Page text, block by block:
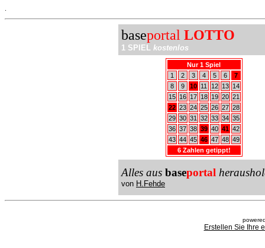
baseportal LOTTO
1 SPIEL kostenlos
Nur 1 Spiel
1
2 3 4 5 6
7
8
9 10 11 12 13
14
15
16 17 18 19 20 21
22 23 24 25 26 27 28
29 30 31 32 33 34 35
36 37 38 39 40 41 42
43 44 45 46 47 48 49
6 Zahlen getippt!
Alles aus baseportal
von H.Fehde
Erstellen Sie Ihre